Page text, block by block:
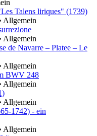
Talens liriques" (1739)
Allgemein
Allgemein
de Navarre – Platee – Le
Allgemein
BWV 248
Allgemein
Allgemein
1742) - ein
Allgemein